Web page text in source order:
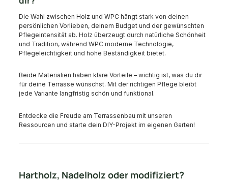
Die Wahl zwischen Holz und WPC hängt stark von deinen
persönlichen Vorlieben, deinem Budget und der gewünschten
Pflegeintensität ab. Holz überzeugt durch natürliche Schönheit
und Tradition, während WPC moderne Technologie,
Pflegeleichtigkeit und hohe Beständigkeit bietet.
Beide Materialien haben klare Vorteile – wichtig ist, was du dir
für deine Terrasse wünschst. Mit der richtigen Pflege bleibt
jede Variante langfristig schön und funktional.
Entdecke die Freude am Terrassenbau mit unseren
Ressourcen und starte dein DIY-Projekt im eigenen Garten!
Hartholz, Nadelholz oder modifiziert?